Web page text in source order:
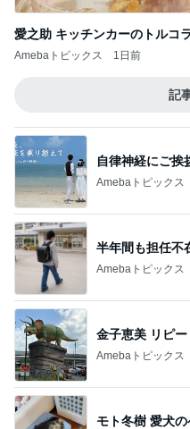
愛之助 キッチンカーのトルコ
Amebaトピックス 1日前
記
自律神経にご挨
Amebaトピックス
半年間も担任不
Amebaトピックス
金子恵美 リピ
Amebaトピックス
モト冬樹 愛犬